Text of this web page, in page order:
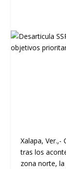
Xalapa,
tras los
zona norte, la